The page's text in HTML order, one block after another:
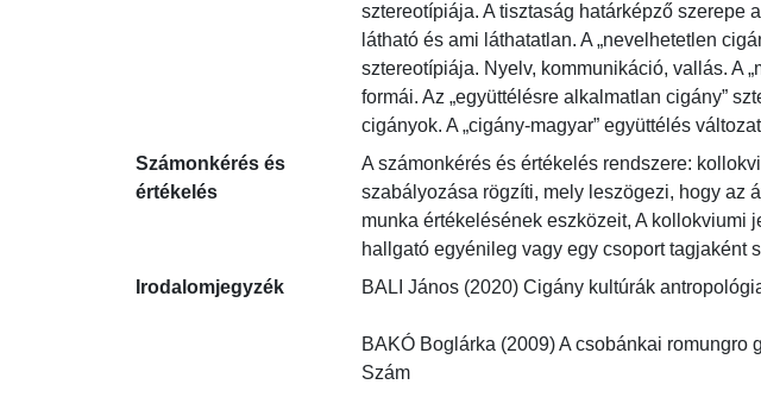
sztereotípiája. A tisztaság határképző szerepe
látható és ami láthatatlan. A „nevelhetetlen
sztereotípiája. Nyelv, kommunikáció, vallás. A
formái. Az „együttélésre alkalmatlan cigány”
cigányok. A „cigány-magyar” együttélés
Számonkérés és
értékelés
A számonkérés és értékelés rendszere:
szabályozása rögzíti, mely leszögezi, hogy az
munka értékelésének eszközeit, A kollokviumi
hallgató egyénileg vagy egy csoport tagjaként
Irodalomjegyzék
BALI János (2020) Cigány kultúrák
BAKÓ Boglárka (2009) A csobánkai
Szám